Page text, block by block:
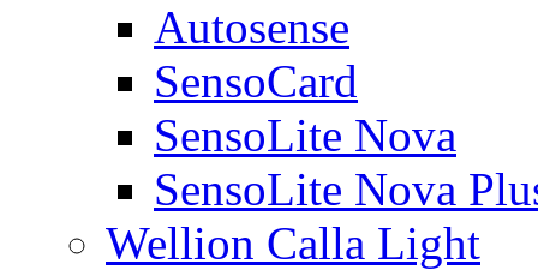
Autosense
SensoCard
SensoLite Nova
SensoLite Nova
Wellion Calla Light